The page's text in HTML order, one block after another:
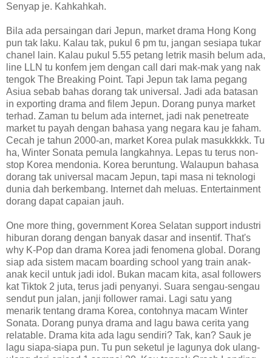
Senyap je. Kahkahkah.
Bila ada persaingan dari Jepun, market drama Hong Kong
pun tak laku. Kalau tak, pukul 6 pm tu, jangan sesiapa tukar
chanel lain. Kalau pukul 5.55 petang letrik masih belum ada,
line LLN tu konfem jem dengan call dari mak-mak yang nak
tengok The Breaking Point. Tapi Jepun tak lama pegang
Asiua sebab bahas dorang tak universal. Jadi ada batasan
in exporting drama and filem Jepun. Dorang punya market
terhad. Zaman tu belum ada internet, jadi nak penetreate
market tu payah dengan bahasa yang negara kau je faham.
Cecah je tahun 2000-an, market Korea pulak masukkkkk. Tu
ha, Winter Sonata pemula langkahnya. Lepas tu terus non-
stop Korea mendonia. Korea beruntung. Walaupun bahasa
dorang tak universal macam Jepun, tapi masa ni teknologi
dunia dah berkembang. Internet dah meluas. Entertainment
dorang dapat capaian jauh.
One more thing, government Korea Selatan support industri
hiburan dorang dengan banyak dasar and insentif. That's
why K-Pop dan drama Korea jadi fenomena global. Dorang
siap ada sistem macam boarding school yang train anak-
anak kecil untuk jadi idol. Bukan macam kita, asal followers
kat Tiktok 2 juta, terus jadi penyanyi. Suara sengau-sengau
sendut pun jalan, janji follower ramai. Lagi satu yang
menarik tentang drama Korea, contohnya macam Winter
Sonata. Dorang punya drama and lagu bawa cerita yang
relatable. Drama kita ada lagu sendiri? Tak, kan? Sauk je
lagu siapa-siapa pun. Tu pun seketul je lagunya dok ulang-